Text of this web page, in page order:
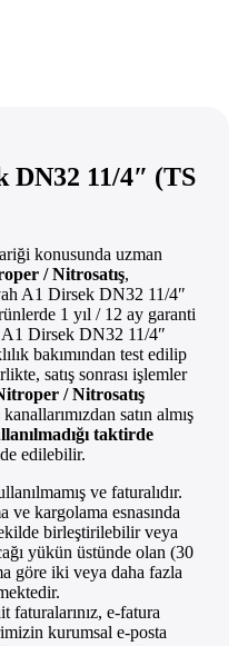
DN32 11/4″ (TS
konusunda uzman
/ Nitrosatış,
A1 Dirsek DN32 11/4″
1 yıl / 12 ay garanti
A1 Dirsek DN32 11/4″
bakımından test edilip
satış sonrası işlemler
/ Nitrosatış
satın almış
taktirde
edilebilir.
ve faturalıdır.
ve kargolama esnasında
birleştirilebilir veya
yükün üstünde olan (30
göre iki veya daha fazla
faturalarınız, e-fatura
kurumsal e-posta